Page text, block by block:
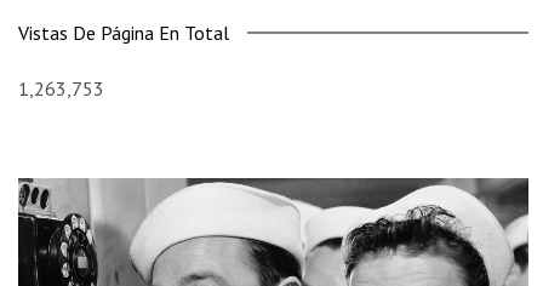
Vistas De Página En Total
1,263,753